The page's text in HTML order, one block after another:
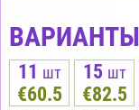
11 шт
€60.5
15 шт
€82.5